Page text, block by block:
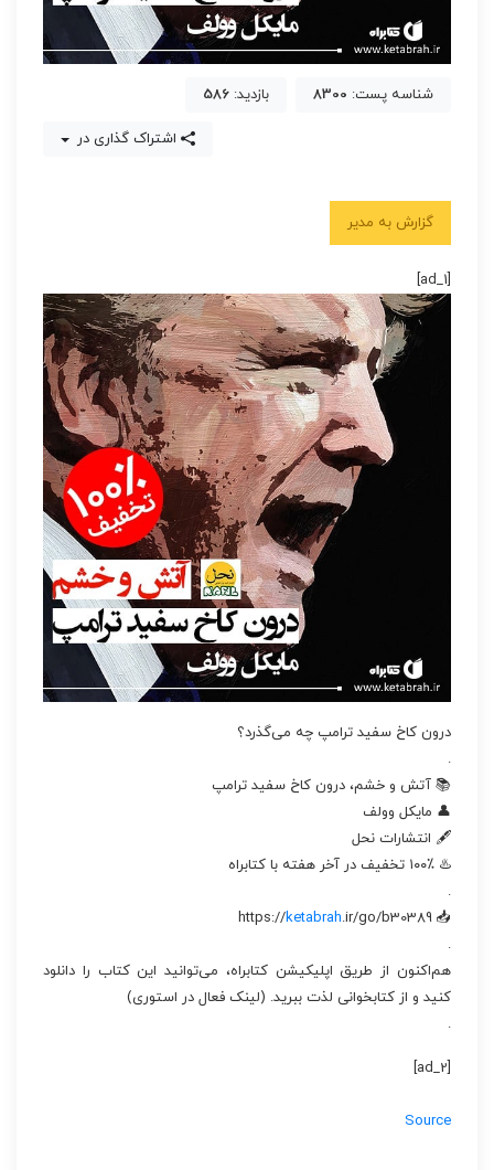
شناسه پست: 8300 بازدید: 586
اشتراک گذاری در
گزارش به مدیر
[ad_1]
درون کاخ سفید ترامپ چه می‌گذرد؟
.
📚 آتش و خشم، درون کاخ سفید ترامپ
👤 مایکل وولف
🖋 انتشارات نحل
♨️ ۱۰۰٪ تخفیف در آخر هفته با کتابراه
.
📥 https://
ketabrah.ir/go/b30389
.
هم‌اکنون از طریق اپلیکیشن کتابراه، می‌توانید این کتاب‌ را دانلود
کنید و از کتابخوانی لذت ببرید. (لینک فعال در استوری)
.
[ad_2]
Source